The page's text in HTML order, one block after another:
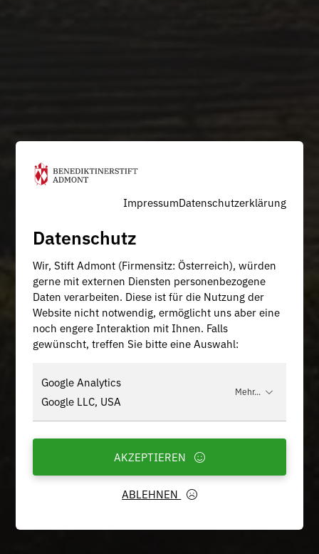
ImpressumDatenschutzerklärung
Datenschutz
Wir, Stift Admont (Firmensitz: Österreich), würden
gerne mit externen Diensten personenbezogene
Daten verarbeiten. Diese ist für die Nutzung der
Website nicht notwendig, ermöglicht uns aber eine
noch engere Interaktion mit Ihnen. Falls
gewünscht, treffen Sie bitte eine Auswahl:
Google Analytics
Google LLC, USA
Mehr...
ABLEHNEN
AKZEPTIEREN